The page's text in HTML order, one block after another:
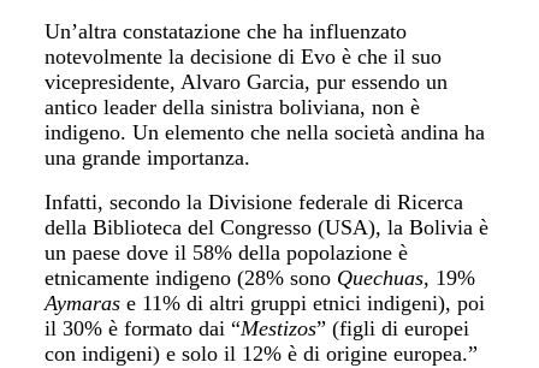
Un’altra constatazione che ha influenzato
notevolmente la decisione di Evo è che il suo
vicepresidente, Alvaro Garcia, pur essendo un
antico leader della sinistra boliviana, non è
indigeno. Un elemento che nella società andina ha
una grande importanza.
Infatti, secondo la Divisione federale di Ricerca
della Biblioteca del Congresso (USA), la Bolivia è
un paese dove il 58% della popolazione è
etnicamente indigeno (28% sono Quechuas, 19%
Aymarase 11% di altri gruppi etnici indigeni), poi
il 30% è formato dai “Mestizos” (figli di europei
con indigeni) e solo il 12% è di origine europea.”